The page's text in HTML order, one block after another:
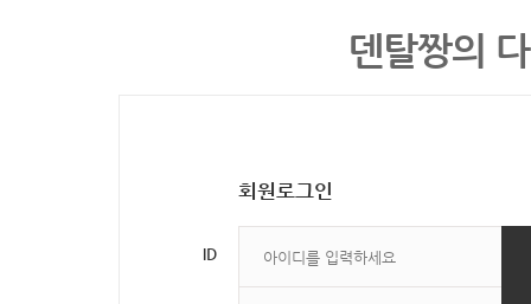
덴탈짱의
회원로그인
ID